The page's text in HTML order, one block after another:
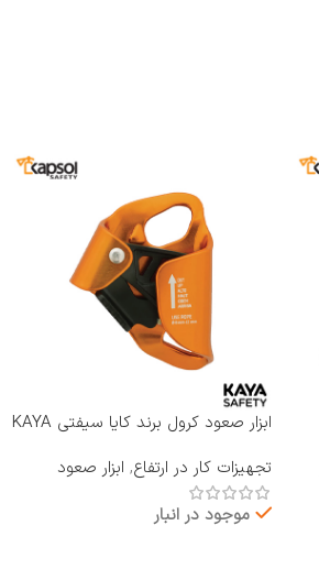
ابزار صعود کرول برند کایا سیفتی KAYA
تجهیزات کار در ارتفاع, ابزار صعود
موجود در انبار